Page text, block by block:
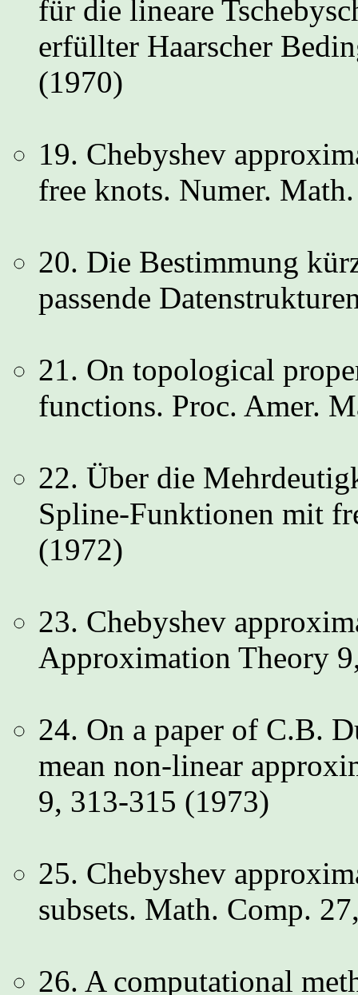
für die lineare
erfüllter Haarscher
(1970)
19. Chebyshev
free knots. Numer.
20. Die Bestimmung
passende
21. On topological
functions. Proc. Amer.
22. Über die
Spline-Funktionen mit
(1972)
23. Chebyshev
Approximation Theory
24. On a paper of C.B.
mean non-linear
9, 313-315 (1973)
25. Chebyshev
subsets. Math. Comp.
26. A computational